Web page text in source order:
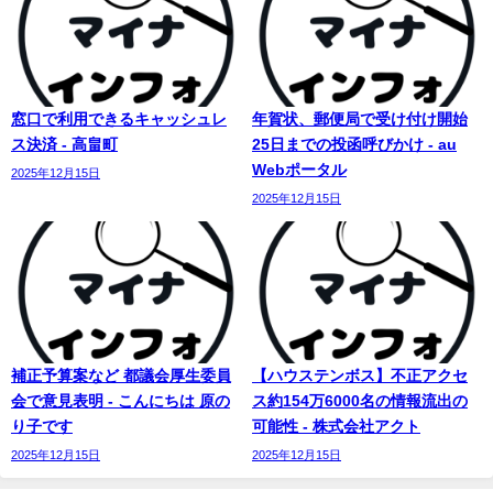
窓口で利用できるキャッシュレ
ス決済 - 高畠町
2025年12月15日
年賀状、郵便局で受け付け開始
25日までの投函呼びかけ - au
Webポータル
2025年12月15日
補正予算案など 都議会厚生委員
会で意見表明 - こんにちは 原の
り子です
2025年12月15日
【ハウステンボス】不正アクセ
ス約154万6000名の情報流出の
可能性 - 株式会社アクト
2025年12月15日